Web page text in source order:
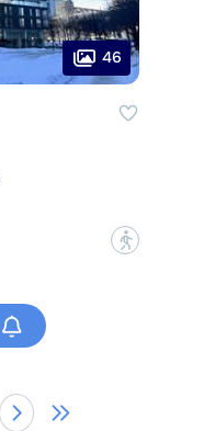
46
?